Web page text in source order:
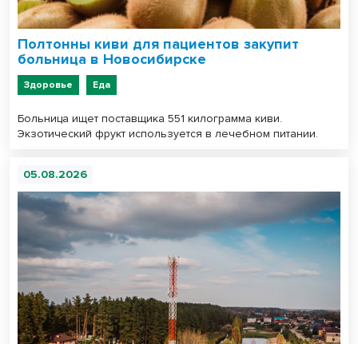
Полтонны киви для пациентов закупит
больница в Новосибирске
Здоровье Еда
Больница ищет поставщика 551 килограмма киви.
Экзотический фрукт используется в лечебном питании.
05.08.2026